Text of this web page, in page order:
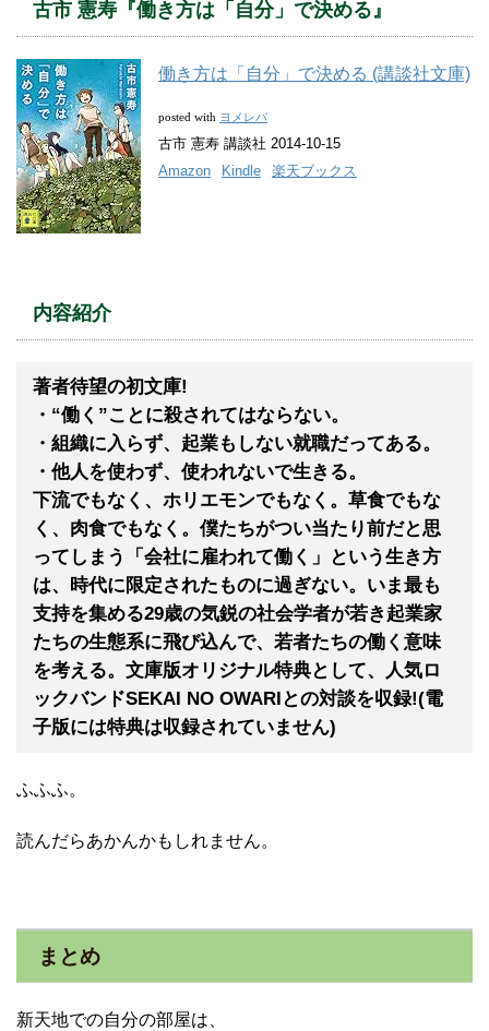
古市 憲寿『働き方は「自分」で決める』
働き方は「自分」で決める (講談社文庫)
posted with ヨメレバ
古市 憲寿 講談社 2014-10-15
Amazon
Kindle 楽天ブックス
内容紹介
著者待望の初文庫!
・“働く”ことに殺されてはならない。
・組織に入らず、起業もしない就職だってある。
・他人を使わず、使われないで生きる。
下流でもなく、ホリエモンでもなく。草食でもな
く、肉食でもなく。僕たちがつい当たり前だと思
ってしまう「会社に雇われて働く」という生き方
は、時代に限定されたものに過ぎない。いま最も
支持を集める29歳の気鋭の社会学者が若き起業家
たちの生態系に飛び込んで、若者たちの働く意味
を考える。文庫版オリジナル特典として、人気ロ
ックバンドSEKAI NO OWARIとの対談を収録!(電
子版には特典は収録されていません)
ふふふ。
読んだらあかんかもしれません。
まとめ
新天地での自分の部屋は、